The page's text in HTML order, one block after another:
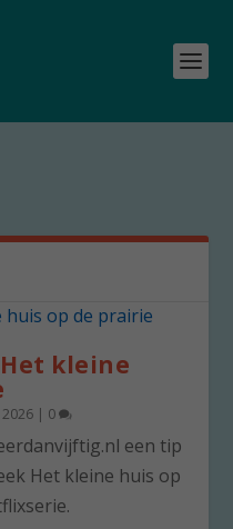
kleine
| 0
een tip
Het kleine huis op